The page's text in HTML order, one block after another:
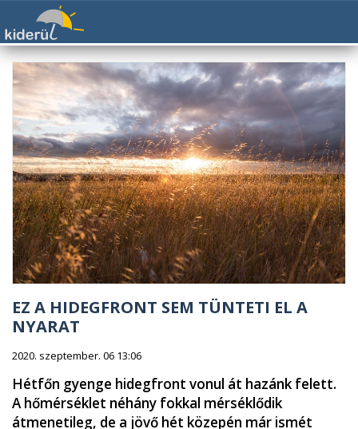
EZ A HIDEGFRONT SEM TÜNTETI EL A
NYARAT
2020. szeptember. 06 13:06
Hétfőn gyenge hidegfront vonul át hazánk felett.
A hőmérséklet néhány fokkal mérséklődik
átmenetileg, de a jövő hét közepén már ismét